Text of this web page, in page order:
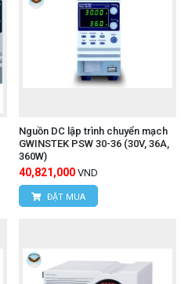
Nguồn DC lập trình chuyển mạch
GWINSTEK PSW 30-36 (30V, 36A,
360W)
40,821,000 VND
ĐẶT MUA